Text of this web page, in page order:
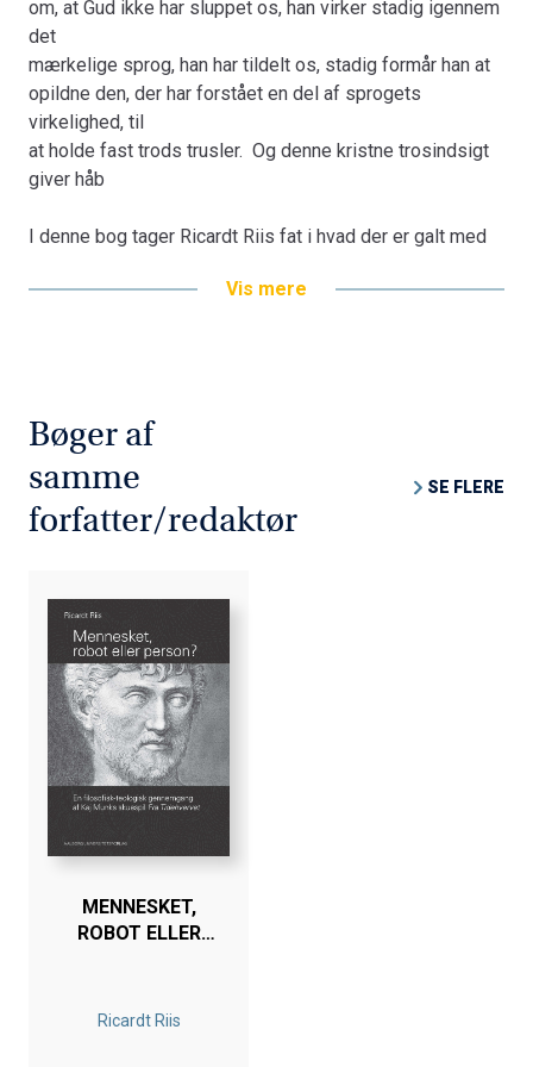
skyldes det, at han som dramatiker er nødt til at arbejde
med
menneskers ordmæssige samspil. Og det er, hvad jeg
savner i
den normale teologi: den beskæftiger sig med
enkeltmenneskets
spørgsmål, enkeltmenneskets gudsforhold,
gode eller dårlige sider. Her har jeg i den grad savnet en
bliver sig
om, at Gud ikke har sluppet os, han virker stadig igennem
det
mærkelige sprog, han har tildelt os, stadig formår han at
opildne den, der har forstået en del af sprogets
virkelighed, til
at holde fast trods trusler. Og denne kristne trosindsigt
giver håb
I denne bog tager Ricardt Riis fat i hvad der er galt med
komme med sit bud på en ny forståelse.
Når Munk i det hele taget kan være en hjælp til min
teologi,
menneskers ordmæssige samspil. Og det er, hvad jeg
savner i
den normale teologi: den beskæftiger sig med
enkeltmenneskets
spørgsmål, enkeltmenneskets gudsforhold,
enkeltmenneskets
gode eller dårlige sider. Her har jeg i den grad savnet en
fornemmelse af, at mennesket er et flokdyr, som kun
bliver sig
selv i samliv med de mennesker, han står i forhold til. Og
det kan
Munk levere med mange replikskifter i sine dramaer.
Vis mere
Bøger af
samme
forfatter/redaktør
SE FLERE
MENNESKET,
ROBOT ELLER
Ricardt Riis